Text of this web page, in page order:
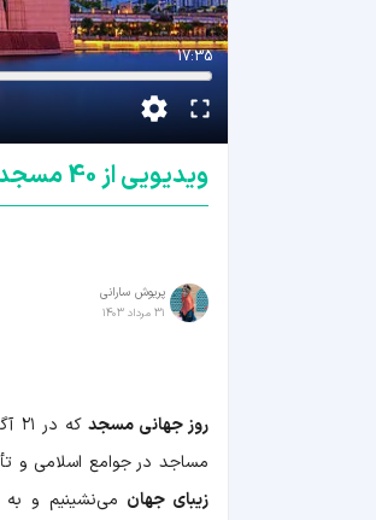
17:35
ویدیویی از 40 مسجد زیبای جهان
پریوش سارانی
31 مرداد 1403
روز جهانی مسجد
مساجد در جوامع اسلامی و
زیبای جهان می‌نشینیم و به